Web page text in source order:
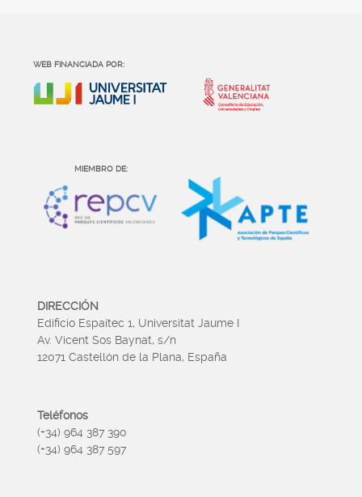
WEB FINANCIADA POR:
MIEMBRO DE:
DIRECCIÓN
Edificio Espaitec 1, Universitat Jaume I
Av. Vicent Sos Baynat, s/n
12071 Castellón de la Plana, España
Teléfonos
(+34) 964 387 390
(+34) 964 387 597